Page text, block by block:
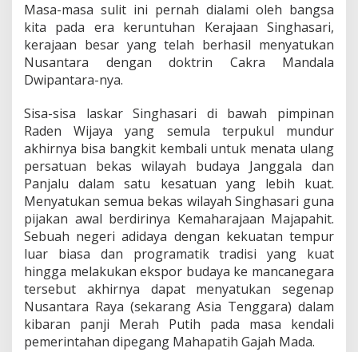
Masa-masa sulit ini pernah dialami oleh bangsa
kita pada era keruntuhan Kerajaan Singhasari,
kerajaan besar yang telah berhasil menyatukan
Nusantara dengan doktrin Cakra Mandala
Dwipantara-nya.
Sisa-sisa laskar Singhasari di bawah pimpinan
Raden Wijaya yang semula terpukul mundur
akhirnya bisa bangkit kembali untuk menata ulang
persatuan bekas wilayah budaya Janggala dan
Panjalu dalam satu kesatuan yang lebih kuat.
Menyatukan semua bekas wilayah Singhasari guna
pijakan awal berdirinya Kemaharajaan Majapahit.
Sebuah negeri adidaya dengan kekuatan tempur
luar biasa dan programatik tradisi yang kuat
hingga melakukan ekspor budaya ke mancanegara
tersebut akhirnya dapat menyatukan segenap
Nusantara Raya (sekarang Asia Tenggara) dalam
kibaran panji Merah Putih pada masa kendali
pemerintahan dipegang Mahapatih Gajah Mada.